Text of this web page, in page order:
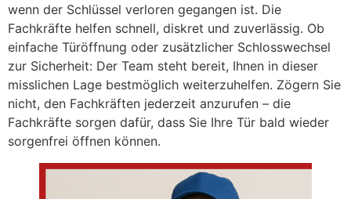
wenn der Schlüssel verloren gegangen ist. Die
Fachkräfte helfen schnell, diskret und zuverlässig. Ob
einfache Türöffnung oder zusätzlicher Schlosswechsel
zur Sicherheit: Der Team steht bereit, Ihnen in dieser
misslichen Lage bestmöglich weiterzuhelfen. Zögern Sie
nicht, den Fachkräften jederzeit anzurufen – die
Fachkräfte sorgen dafür, dass Sie Ihre Tür bald wieder
sorgenfrei öffnen können.